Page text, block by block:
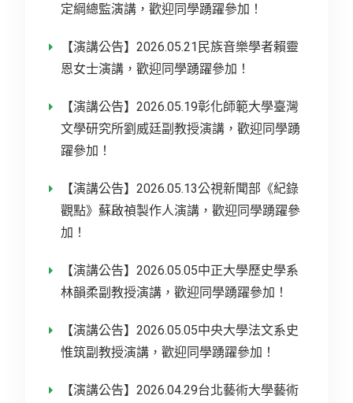
定綱總監演講，歡迎同學踴躍參加！
【演講公告】2026.05.21民族音樂學者賴靈
恩女士演講，歡迎同學踴躍參加！
【演講公告】2026.05.19彰化師範大學臺灣
文學研究所劉威廷副教授演講，歡迎同學踴
躍參加！
【演講公告】2026.05.13公視新聞部《紀錄
觀點》蘇啟禎製作人演講，歡迎同學踴躍參
加！
【演講公告】2026.05.05中正大學歷史學系
林韻柔副教授演講，歡迎同學踴躍參加！
【演講公告】2026.05.05中央大學法文系史
惟筑副教授演講，歡迎同學踴躍參加！
【演講公告】2026.04.29台北藝術大學藝術